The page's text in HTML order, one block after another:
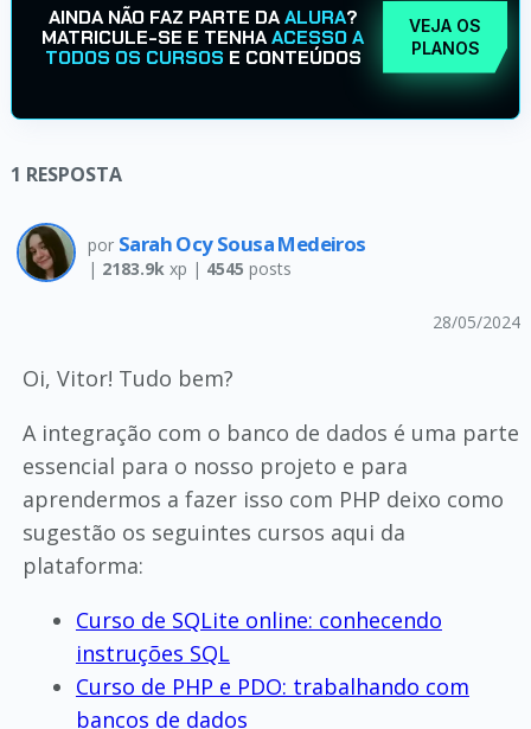
AINDA NÃO FAZ PARTE DAALURA?
MATRICULE-SE E TENHAACESSO A
TODOS OS CURSOS E CONTEÚDOS
VEJA OS
PLANOS
1 RESPOSTA
por Sarah Ocy Sousa Medeiros
| 2183.9kxp | 4545 posts
28/05/2024
Oi, Vitor! Tudo bem?
A integração com o banco de dados é uma parte
essencial para o nosso projeto e para
aprendermos a fazer isso com PHP deixo como
sugestão os seguintes cursos aqui da
plataforma:
Curso de SQLite online: conhecendo
instruções SQL
Curso de PHP e PDO: trabalhando com
bancos de dados